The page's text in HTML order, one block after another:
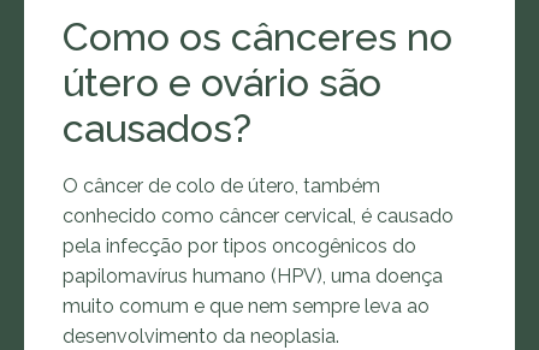
Como os cânceres no
útero e ovário são
causados?
O câncer de colo de útero, também
conhecido como câncer cervical, é causado
pela infecção por tipos oncogênicos do
papilomavírus humano (HPV), uma doença
muito comum e que nem sempre leva ao
desenvolvimento da neoplasia.